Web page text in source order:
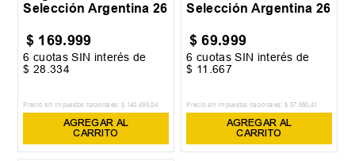
Selección Argentina 26
$ 169.999
6 cuotas SIN interés de
$ 28 .334
Precio sin impuestos nacionales: $ 140 495,04
AGREGAR AL
CARRITO
Selección Argentina 26
$ 69.999
6 cuotas SIN interés de
$ 11 .667
Precio sin impuestos nacionales: $ 57 850 41
AGREGAR AL
CARRITO